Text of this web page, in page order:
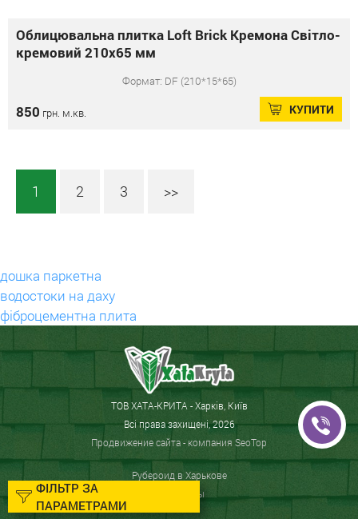
ФІЛЬТР ЗА
ПАРАМЕТРАМИ
Облицювальна плитка Loft Brick Кремона Світло-
кремовий 210x65 мм
Формат: DF (210*15*65)
850 грн. м.кв. КУПИТИ
1 2 3 >>
дошка паркетна
водостоки на даху
фіброцементна плита
ТОВ ХАТА-КРИТА - Харків, Київ
Всі права захищені, 2026
Продвижение сайта- компания SeoTop
Рубероид в Харькове
ОСБ плиты